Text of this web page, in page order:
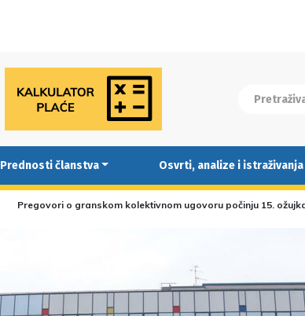
Prednosti članstva Osvrti, analize i istraživanja
Pregovori o granskom kolektivnom ugovoru počinju 15.